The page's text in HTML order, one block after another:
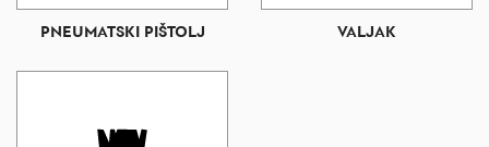
PNEUMATSKI PIŠTOLJ VALJAK